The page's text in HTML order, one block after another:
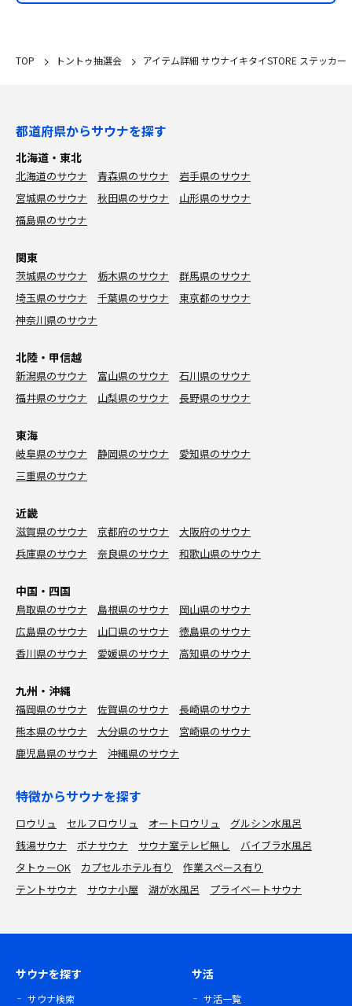
TOP トントゥ抽選会 アイテム詳細 サウナイキタイSTORE ステッカー
都道府県からサウナを探す
北海道・東北
北海道のサウナ 青森県のサウナ
岩手県のサウナ
宮城県のサウナ
秋田県のサウナ
山形県のサウナ
福島県のサウナ
関東
茨城県のサウナ 栃木県のサウナ
群馬県のサウナ
埼玉県のサウナ
千葉県のサウナ
東京都のサウナ
神奈川県のサウナ
北陸・甲信越
新潟県のサウナ 富山県のサウナ
石川県のサウナ
福井県のサウナ
山梨県のサウナ 長野県のサウナ
東海
岐阜県のサウナ 静岡県のサウナ
愛知県のサウナ
三重県のサウナ
近畿
滋賀県のサウナ 京都府のサウナ
大阪府のサウナ
兵庫県のサウナ
奈良県のサウナ 和歌山県のサウナ
中国・四国
鳥取県のサウナ 島根県のサウナ
岡山県のサウナ
広島県のサウナ
山口県のサウナ
徳島県のサウナ
香川県のサウナ
愛媛県のサウナ 高知県のサウナ
九州・沖縄
福岡県のサウナ 佐賀県のサウナ
長崎県のサウナ
熊本県のサウナ
大分県のサウナ
宮崎県のサウナ
鹿児島県のサウナ
沖縄県のサウナ
特徴からサウナを探す
ロウリュ セルフロウリュ オートロウリュ
グルシン水風呂
銭湯サウナ
ボナサウナ サウナ室テレビ無し
バイブラ水風呂
タトゥーOK
カプセルホテル有り
作業スペース有り
テントサウナ
サウナ小屋 湖が水風呂 プライベートサウナ
サウナを探す
サウナ検索
サ活
サ活一覧